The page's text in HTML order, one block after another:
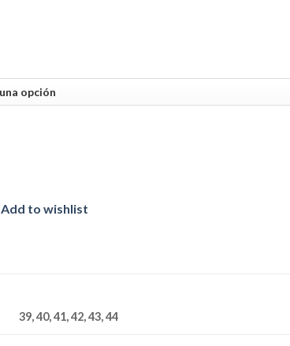
Add to wishlist
39, 40, 41, 42, 43, 44